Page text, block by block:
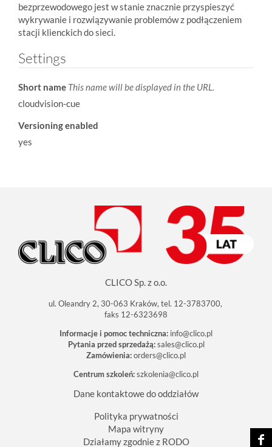
bezprzewodowego jest w stanie znacznie przyspieszyć
wykrywanie i rozwiązywanie problemów z podłączeniem
stacji klienckich do sieci.
Settings
Short name This name will be displayed in the URL.
cloudvision-cue
Versioning enabled
yes
CLICO Sp. z o.o.
ul. Oleandry 2, 30-063 Kraków, tel. 12-3783700,
faks 12-6323698
Informacje i pomoc techniczna: info@clico.pl
Pytania przed sprzedażą: sales@clico.pl
Zamówienia:orders@clico.pl
Centrum szkoleń:szkolenia@clico.pl
Dane kontaktowe do oddziałów
Polityka prywatności
Mapa witryny
Działamy zgodnie z RODO